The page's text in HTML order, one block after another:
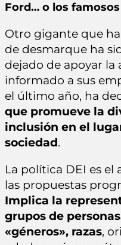
Ford… o los
Otro gigante que
de desmarque ha
dejado de apoyar la
informado a sus
el último año, ha
que promueve la
inclusión en el
sociedad.
La política DEI es el
las propuestas
Implica la
grupos de
«géneros», razas,